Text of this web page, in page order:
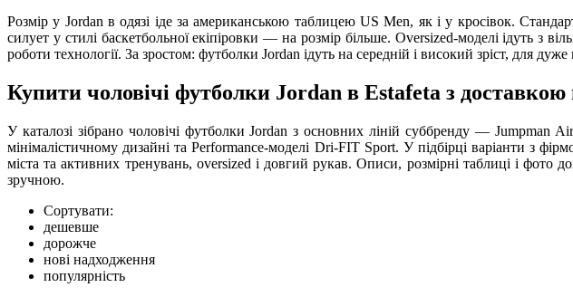
Розмір у Jordan в одязі іде за американською таблицею US Men, як і у кросівок.
силует у стилі баскетбольної екіпіровки — на розмір більше. Oversized-моделі ідуть
роботи технології. За зростом: футболки Jordan ідуть на середній і високий зріст, для
Купити чоловічі футболки Jordan в Estafeta з доставкою
У каталозі зібрано чоловічі футболки Jordan з основних ліній суббренду —
мінімалістичному дизайні та Performance-моделі Dri-FIT Sport. У підбірці варіанти з
міста та активних тренувань, oversized і довгий рукав. Описи, розмірні таблиці і фото
зручною.
Сортувати:
дешевше
дорожче
нові надходження
популярність